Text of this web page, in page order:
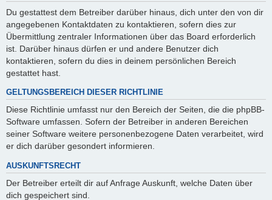
Du gestattest dem Betreiber darüber hinaus, dich unter den von dir
angegebenen Kontaktdaten zu kontaktieren, sofern dies zur
Übermittlung zentraler Informationen über das Board erforderlich
ist. Darüber hinaus dürfen er und andere Benutzer dich
kontaktieren, sofern du dies in deinem persönlichen Bereich
gestattet hast.
GELTUNGSBEREICH DIESER RICHTLINIE
Diese Richtlinie umfasst nur den Bereich der Seiten, die die phpBB-
Software umfassen. Sofern der Betreiber in anderen Bereichen
seiner Software weitere personenbezogene Daten verarbeitet, wird
er dich darüber gesondert informieren.
AUSKUNFTSRECHT
Der Betreiber erteilt dir auf Anfrage Auskunft, welche Daten über
dich gespeichert sind.